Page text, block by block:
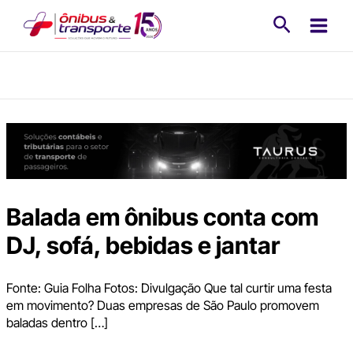
Balada em ônibus conta com
DJ, sofá, bebidas e jantar
Fonte: Guia Folha Fotos: Divulgação Que tal curtir uma festa
em movimento? Duas empresas de São Paulo promovem
baladas dentro […]